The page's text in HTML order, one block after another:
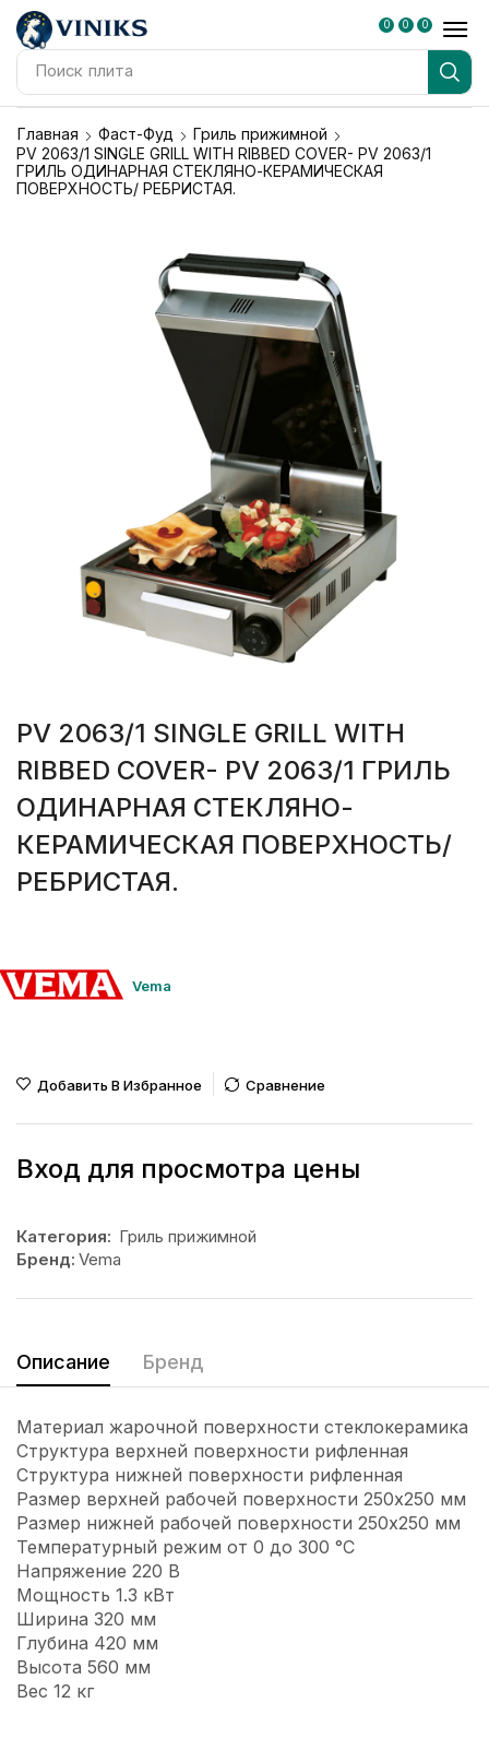
Поиск плита
0 0 0
Главная Фаст-Фуд
Гриль прижимной
PV 2063/1 SINGLE GRILL WITH RIBBED COVER- PV 2063/1
ГРИЛЬ ОДИНАРНАЯ СТЕКЛЯНО-КЕРАМИЧЕСКАЯ
ПОВЕРХНОСТЬ/ РЕБРИСТАЯ.
PV 2063/1 SINGLE GRILL WITH
RIBBED COVER- PV 2063/1 ГРИЛЬ
ОДИНАРНАЯ СТЕКЛЯНО-
КЕРАМИЧЕСКАЯ ПОВЕРХНОСТЬ/
РЕБРИСТАЯ.
Vema
Добавить В Избранное Сравнение
Вход для просмотра цены
Категория: Гриль прижимной
Бренд: Vema
Описание Бренд
Материал жарочной поверхности стеклокерамика
Структура верхней поверхности рифленная
Структура нижней поверхности рифленная
Размер верхней рабочей поверхности 250х250 мм
Размер нижней рабочей поверхности 250х250 мм
Температурный режим от 0 до 300 °C
Напряжение 220 В
Мощность 1.3 кВт
Ширина 320 мм
Глубина 420 мм
Высота 560 мм
Вес 12 кг